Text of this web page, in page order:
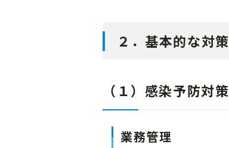
２．基本的な対策
（１）感染予防対策
業務管理